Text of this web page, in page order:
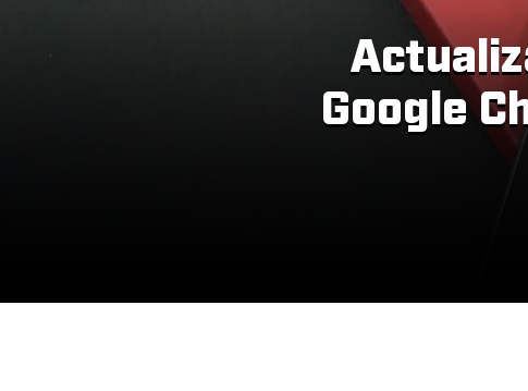
Google